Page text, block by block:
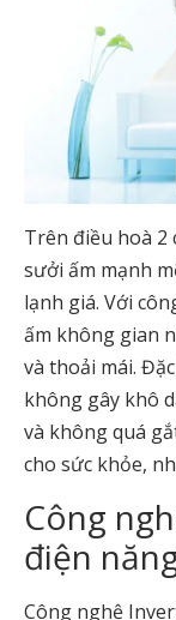
Trên điều hoà 2
sưởi ấm mạnh
lạnh giá. Với
ấm không gian
và thoải mái.
không gây khô
và không quá
cho sức khỏe,
Công
điện
Công nghệ